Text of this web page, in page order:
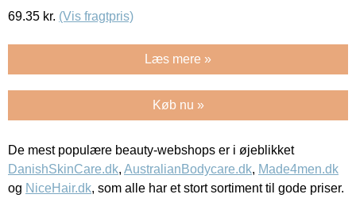
69.35 kr. (Vis fragtpris)
Læs mere »
Køb nu »
De mest populære beauty-webshops er i øjeblikket
DanishSkinCare.dk, AustralianBodycare.dk, Made4men.dk
og NiceHair.dk, som alle har et stort sortiment til gode priser.